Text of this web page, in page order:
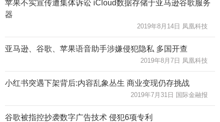
苹果不实宣传遭集体诉讼 iCloud数据存储于亚马逊谷歌服务
器
2019年8月14日 凤凰科技
亚马逊、谷歌、苹果语音助手涉嫌侵犯隐私 多国开查
2019年8月7日 凤凰科技
小红书突遇下架背后:内容乱象丛生 商业变现仍存挑战
2019年7月31日 国际金融报
谷歌被指控抄袭数字广告技术 侵犯6项专利